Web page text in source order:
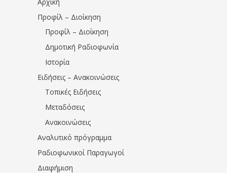
Προφίλ – Διοίκηση
Προφίλ – Διοίκηση
Δημοτική Ραδιοφωνία
Ιστορία
Ειδήσεις – Ανακοινώσεις
Τοπικές Ειδήσεις
Μεταδόσεις
Ανακοινώσεις
Αναλυτικό πρόγραμμα
Ραδιοφωνικοί Παραγωγοί
Διαφήμιση